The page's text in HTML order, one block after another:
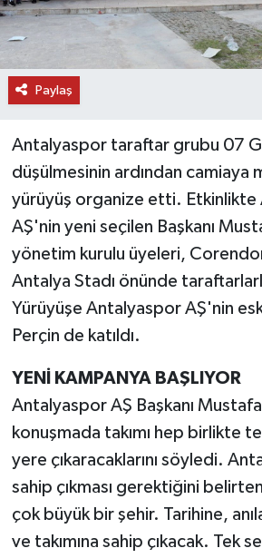
Paylaş
Antalyaspor taraftar grubu 07
düşülmesinin ardından camiaya
yürüyüş organize etti. Etkinlikte
AŞ'nin yeni seçilen Başkanı
yönetim kurulu üyeleri,
Antalya Stadı önünde
Yürüyüşe Antalyaspor AŞ'nin eski
Perçin de katıldı.
YENİ KAMPANYA BAŞLIYOR
Antalyaspor AŞ Başkanı
konuşmada takımı hep birlikte
yere çıkaracaklarını söyledi.
sahip çıkması gerektiğini
çok büyük bir şehir. Tarihine,
ve takımına sahip çıkacak. Tek
VİDEO HABERLER
YAZARLAR